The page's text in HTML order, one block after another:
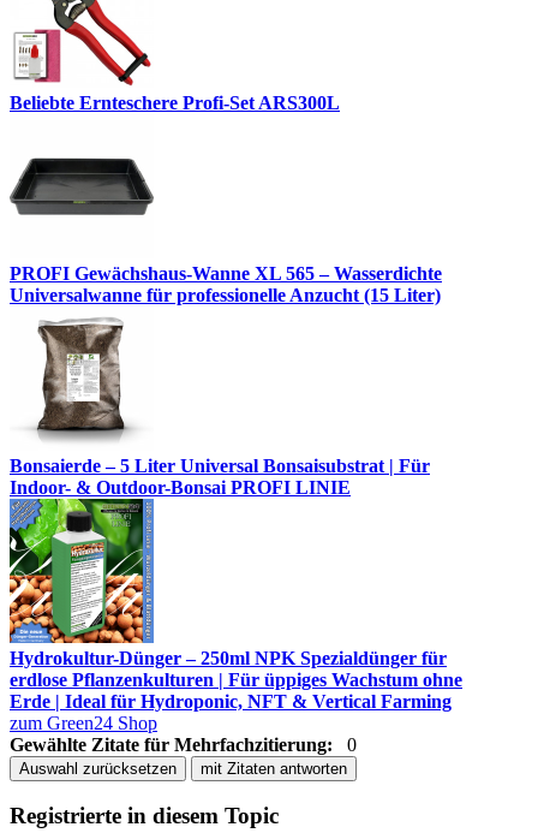
Beliebte Ernteschere Profi-Set ARS300L
PROFI Gewächshaus-Wanne XL 565 – Wasserdichte
Universalwanne für professionelle Anzucht (15 Liter)
Bonsaierde – 5 Liter Universal Bonsaisubstrat | Für
Indoor- & Outdoor-Bonsai PROFI LINIE
Hydrokultur-Dünger – 250ml NPK Spezialdünger für
erdlose Pflanzenkulturen | Für üppiges Wachstum ohne
Erde | Ideal für Hydroponic, NFT & Vertical Farming
zum Green24 Shop
Gewählte Zitate für Mehrfachzitierung:
0
Auswahl zurücksetzen mit Zitaten antworten
Registrierte in diesem Topic